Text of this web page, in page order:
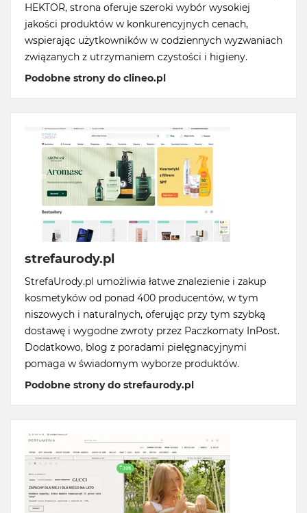
HEKTOR, strona oferuje szeroki wybór wysokiej
jakości produktów w konkurencyjnych cenach,
wspierając użytkowników w codziennych wyzwaniach
związanych z utrzymaniem czystości i higieny.
Podobne strony do clineo.pl
strefaurody.pl
StrefaUrody.pl umożliwia łatwe znalezienie i zakup
kosmetyków od ponad 400 producentów, w tym
niszowych i naturalnych, oferując przy tym szybką
dostawę i wygodne zwroty przez Paczkomaty InPost.
Dodatkowo, blog z poradami pielęgnacyjnymi
pomaga w świadomym wyborze produktów.
Podobne strony do strefaurody.pl